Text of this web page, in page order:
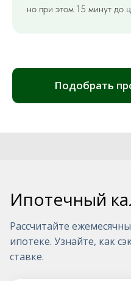
но при этом 15 минут до
Подобрать
Ипотечный
Рассчитайте
ипотеке. Узнайте, как
ставке.